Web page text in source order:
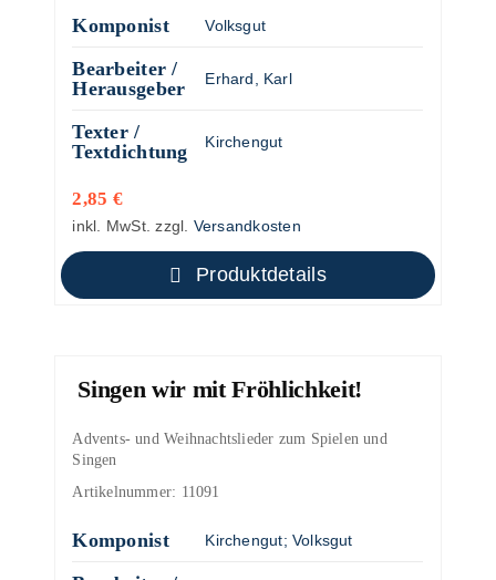
Komponist Volksgut
Bearbeiter /
Herausgeber
Erhard, Karl
Texter /
Textdichtung
Kirchengut
2,85 €
inkl. MwSt. zzgl. Versandkosten
Produktdetails
Singen wir mit Fröhlichkeit!
Advents- und Weihnachtslieder zum Spielen und
Singen
Artikelnummer: 11091
Komponist Kirchengut; Volksgut